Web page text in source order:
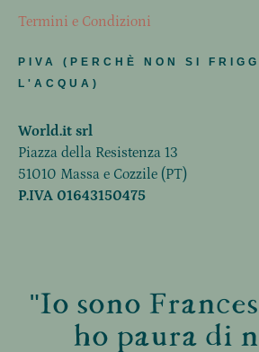
Termini e Condizioni
PIVA (PERCHÈ NON SI
L'ACQUA)
World.it srl
Piazza della Resistenza 13
51010 Massa e Cozzile (PT)
P.IVA 01643150475
"Io sono
ho paura di